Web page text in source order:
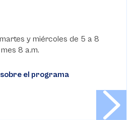
y miércoles de 5 a 8
8 a.m.
el programa